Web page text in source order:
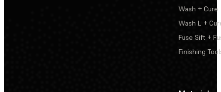
Wash + Cure
Wash L +
Fuse Sift +
Finishing